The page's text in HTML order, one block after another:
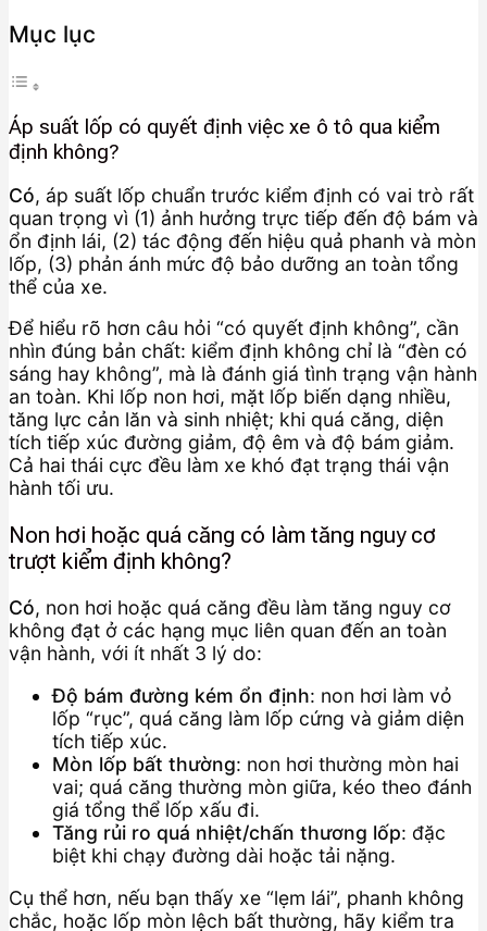
Mục lục
Áp suất lốp có quyết định việc xe ô tô qua kiểm
định không?
Có, áp suất lốp chuẩn trước kiểm định có vai trò rất
quan trọng vì (1) ảnh hưởng trực tiếp đến độ bám và
ổn định lái, (2) tác động đến hiệu quả phanh và mòn
lốp, (3) phản ánh mức độ bảo dưỡng an toàn tổng
thể của xe.
Để hiểu rõ hơn câu hỏi “có quyết định không”, cần
nhìn đúng bản chất: kiểm định không chỉ là “đèn có
sáng hay không”, mà là đánh giá tình trạng vận hành
an toàn. Khi lốp non hơi, mặt lốp biến dạng nhiều,
tăng lực cản lăn và sinh nhiệt; khi quá căng, diện
tích tiếp xúc đường giảm, độ êm và độ bám giảm.
Cả hai thái cực đều làm xe khó đạt trạng thái vận
hành tối ưu.
Non hơi hoặc quá căng có làm tăng nguy cơ
trượt kiểm định không?
Có, non hơi hoặc quá căng đều làm tăng nguy cơ
không đạt ở các hạng mục liên quan đến an toàn
vận hành, với ít nhất 3 lý do:
Độ bám đường kém ổn định: non hơi làm vỏ
lốp “rục”, quá căng làm lốp cứng và giảm diện
tích tiếp xúc.
Mòn lốp bất thường: non hơi thường mòn hai
vai; quá căng thường mòn giữa, kéo theo đánh
giá tổng thể lốp xấu đi.
Tăng rủi ro quá nhiệt/chấn thương lốp: đặc
biệt khi chạy đường dài hoặc tải nặng.
Cụ thể hơn, nếu bạn thấy xe “lẹm lái”, phanh không
chắc, hoặc lốp mòn lệch bất thường, hãy kiểm tra